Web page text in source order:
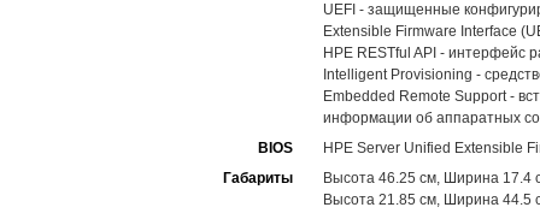
UEFI - защищенные
Extensible Firmware Interface
HPE RESTful API - интерфейс
Intelligent Provisioning -
Embedded Remote Support -
информации об аппаратных
BIOS
HPE Server Unified Extensible
Габариты
Высота 46.25 см, Ширина 17.4
Высота 21.85 см, Ширина 44.5